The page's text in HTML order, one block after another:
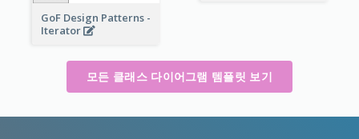
GoF Design Patterns -
Iterator
모든 클래스 다이어그램 템플릿 보기